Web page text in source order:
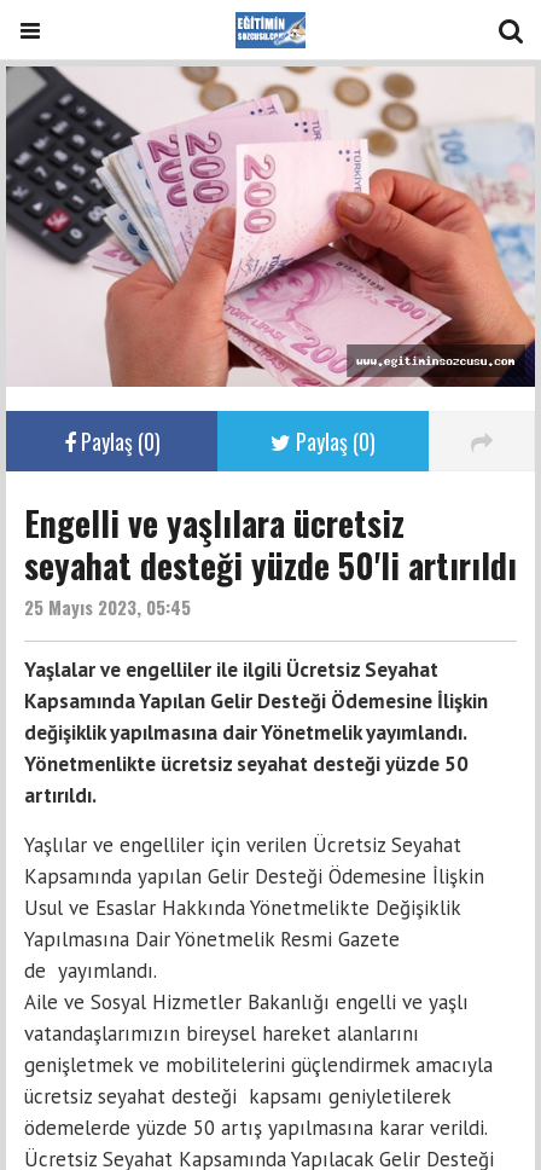
Paylaş (0) Paylaş (0)
Engelli ve yaşlılara ücretsiz
seyahat desteği yüzde 50'li artırıldı
25 Mayıs 2023, 05:45
Yaşlalar ve engelliler ile ilgili Ücretsiz Seyahat
Kapsamında Yapılan Gelir Desteği Ödemesine İlişkin
değişiklik yapılmasına dair Yönetmelik yayımlandı.
Yönetmenlikte ücretsiz seyahat desteği yüzde 50
artırıldı.
Yaşlılar ve engelliler için verilen Ücretsiz Seyahat
Kapsamında yapılan Gelir Desteği Ödemesine İlişkin
Usul ve Esaslar Hakkında Yönetmelikte Değişiklik
Yapılmasına Dair Yönetmelik Resmi Gazete
de yayımlandı.
Aile ve Sosyal Hizmetler Bakanlığı engelli ve yaşlı
vatandaşlarımızın bireysel hareket alanlarını
genişletmek ve mobilitelerini güçlendirmek amacıyla
ücretsiz seyahat desteği kapsamı geniyletilerek
ödemelerde yüzde 50 artış yapılmasına karar verildi.
Ücretsiz Seyahat Kapsamında Yapılacak Gelir Desteği